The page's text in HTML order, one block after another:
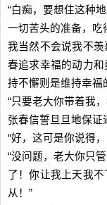
“白痴，要想住这种
一切苦头的准备，吃
我当然不会说我不
春追求幸福的动力
持不懈则是维持幸福
“只要老大你带着我
张春信誓旦旦地保证
“好，这可是你说得
“没问题，老大你只
了！你让我上天我
从！”